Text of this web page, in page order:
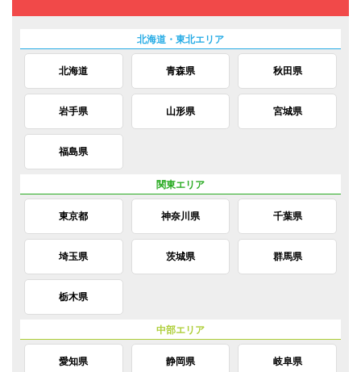
北海道 青森県 秋田県
岩手県 山形県 宮城県
福島県
東京都 神奈川県 千葉県
埼玉県 茨城県 群馬県
栃木県
愛知県 静岡県 岐阜県